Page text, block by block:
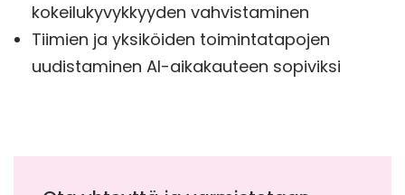
kokeilukyvykkyyden vahvistaminen
Tiimien ja yksiköiden toimintatapojen
uudistaminen AI-aikakauteen sopiviksi